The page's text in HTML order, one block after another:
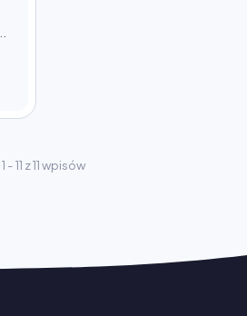
1 - 11 z 11 wpisów